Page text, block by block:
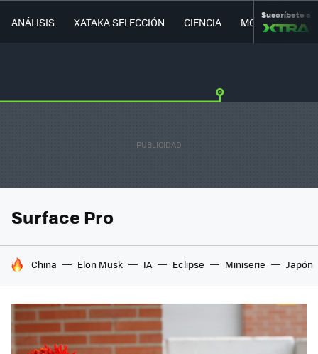
ANÁLISIS XATAKA SELECCIÓN CIENCIA MOVILIDAD
Suscríbete a
Surface Pro
HOY SE HABLA DE
China Elon Musk IA Eclipse Miniserie Japón